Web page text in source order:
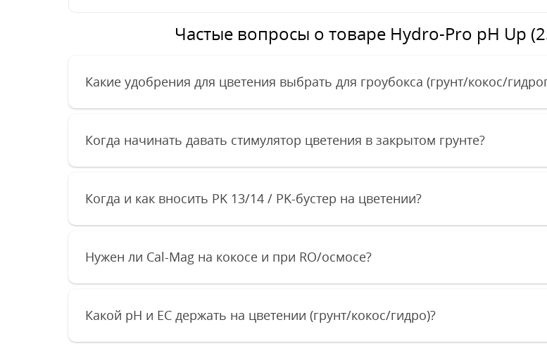
Частые вопросы о товаре Hydro-Pro рН Up
Какие удобрения для цветения выбрать для гроубокса (грунт/кокос/
Когда начинать давать стимулятор цветения в закрытом грунте?
Когда и как вносить PK 13/14 / PK-бустер на цветении?
Нужен ли Cal-Mag на кокосе и при RO/осмосе?
Какой pH и EC держать на цветении (грунт/кокос/гидро)?